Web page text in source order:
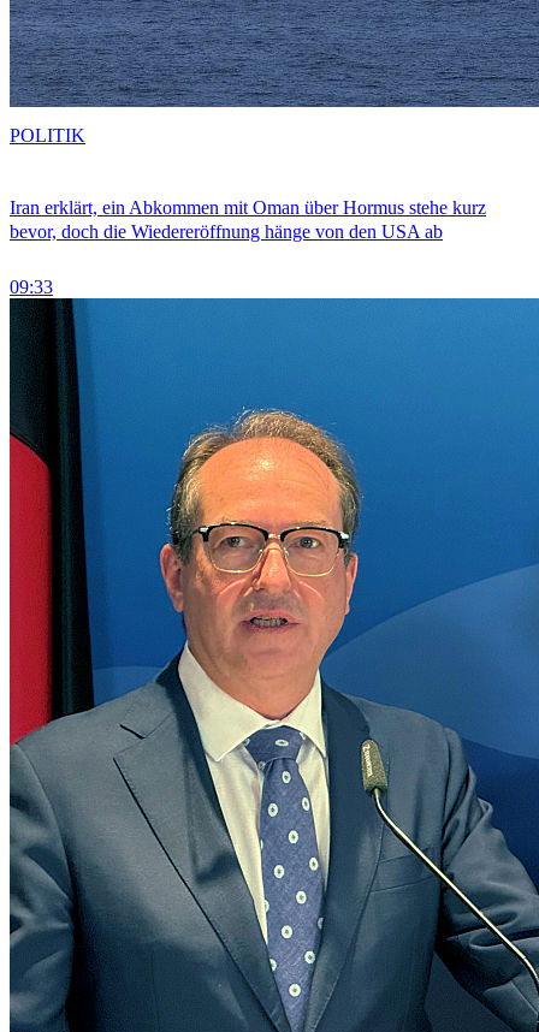
Iran erklärt, ein Abkommen mit Oman über Hormus stehe kurz
bevor, doch die Wiedereröffnung hänge von den USA ab
09:33
POLITIK